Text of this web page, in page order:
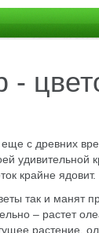
-
с древних
удивительной
крайне ядовит.
так и манят
– растет
растение,